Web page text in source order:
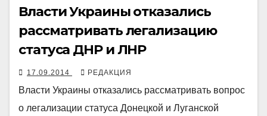
Власти Украины отказались
рассматривать легализацию
статуса ДНР и ЛНР
17.09.2014 РЕДАКЦИЯ
Власти Украины отказались рассматривать вопрос
о легализации статуса Донецкой и Луганской